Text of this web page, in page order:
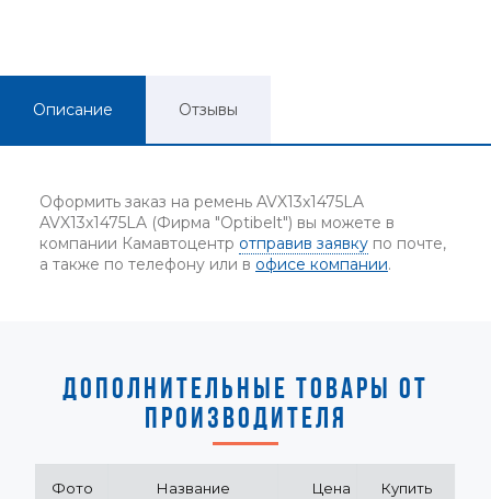
Описание Отзывы
Оформить заказ на ремень AVX13x1475LA
AVX13x1475LA (Фирма "Optibelt") вы можете в
компании Камавтоцентр отправив заявку по почте,
а также по телефону или в офисе компании.
ДОПОЛНИТЕЛЬНЫЕ ТОВАРЫ ОТ
ПРОИЗВОДИТЕЛЯ
Фото Название Цена Купить